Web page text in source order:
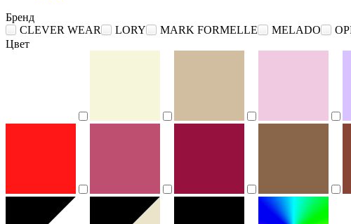
Бренд
CLEVER WEAR
LORY MARK FORMELLE MELADO
Цвет